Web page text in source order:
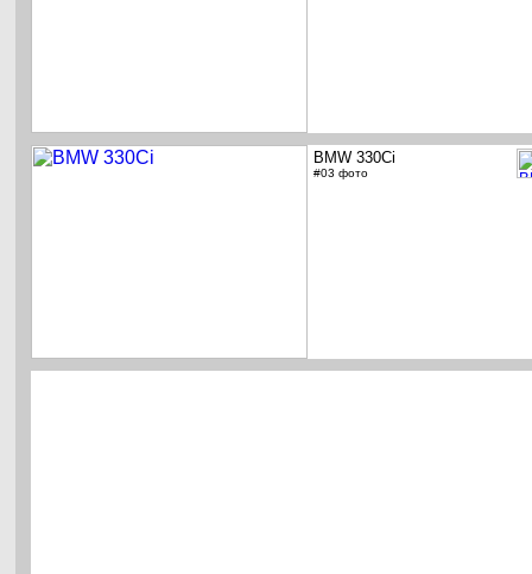
BMW 330Ci
#03 фото